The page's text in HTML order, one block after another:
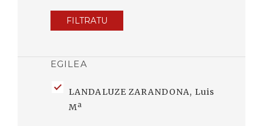
FILTRATU
EGILEA
LANDALUZE ZARANDONA, Luis
Mª